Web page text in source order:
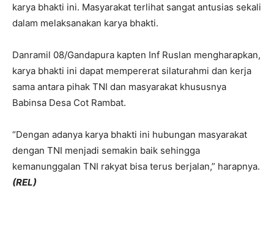
karya bhakti ini. Masyarakat terlihat sangat antusias sekali
dalam melaksanakan karya bhakti.
Danramil 08/Gandapura kapten Inf Ruslan mengharapkan,
karya bhakti ini dapat mempererat silaturahmi dan kerja
sama antara pihak TNI dan masyarakat khususnya
Babinsa Desa Cot Rambat.
“Dengan adanya karya bhakti ini hubungan masyarakat
dengan TNI menjadi semakin baik sehingga
kemanunggalan TNI rakyat bisa terus berjalan,” harapnya.
(REL)